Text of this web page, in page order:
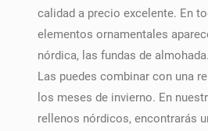
calidad a precio excelente. En
elementos ornamentales
nórdica, las fundas de almohada.
Las puedes combinar con una
los meses de invierno. En
rellenos nórdicos, encontrarás